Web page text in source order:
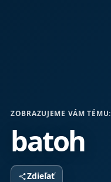
ZOBRAZUJEME VÁM TÉMU:
batoh
shareZdieľať